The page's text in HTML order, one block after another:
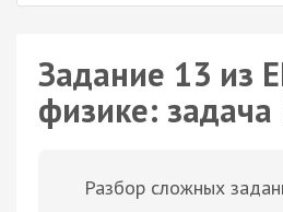
Задание 13 из
физике: задача
Разбор сложных